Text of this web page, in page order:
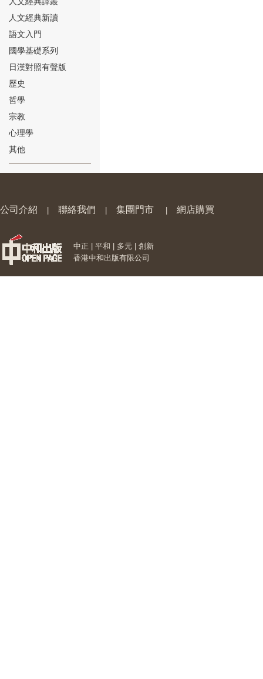
⑱
⑳
人文經典新讀
語文入門
國學基礎系列
日漢對照有聲版
歷史
哲學
宗教
心理學
其他
公司介紹 聯絡我們 集團門市 網店購買
中正 | 平和 | 多元 | 創新
香港中和出版有限公司